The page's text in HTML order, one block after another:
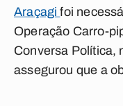
Araçagifoi
Operação Carro-
Conversa Política,
assegurou que a